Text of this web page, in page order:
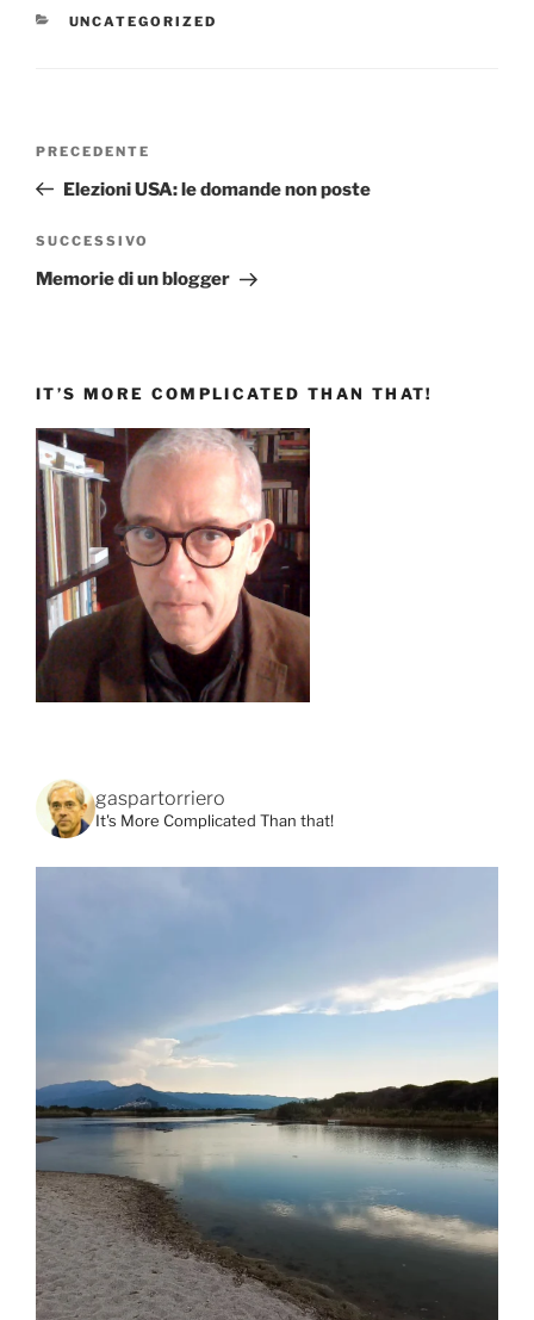
CATEGORIE
UNCATEGORIZED
Articolo
precedente:
PRECEDENTE
Elezioni USA: le domande non poste
Articolo
successivo
SUCCESSIVO
Memorie di un blogger
IT’S MORE COMPLICATED THAN THAT!
gaspartorriero
It's More Complicated Than that!